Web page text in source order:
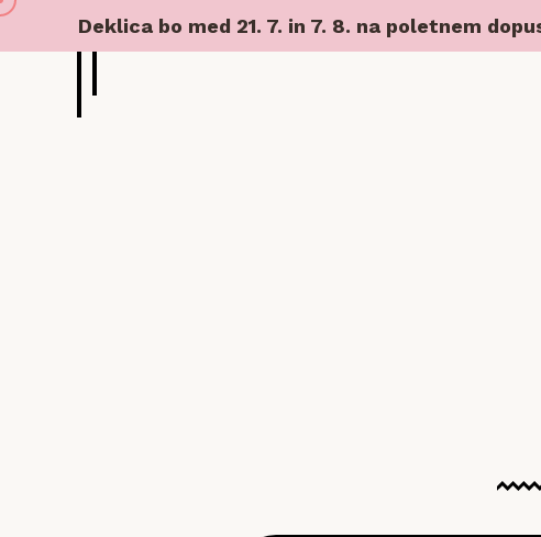
Deklica bo med 21. 7. in 7. 8. na poletnem